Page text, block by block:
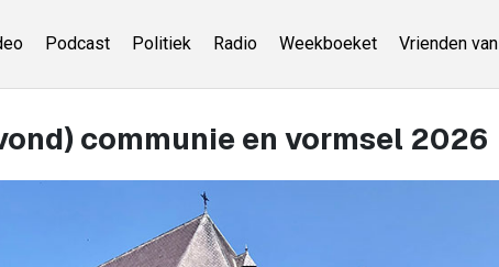
Podcast Politiek Radio Weekboeket Vrienden van
communie en vormsel 2026